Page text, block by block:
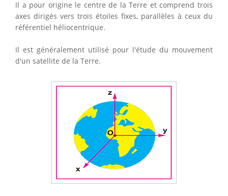
Il a pour origine le centre de la Terre et comprend trois
axes dirigés vers trois étoiles fixes, parallèles à ceux du
référentiel héliocentrique.
Il est généralement utilisé pour l'étude du mouvement
d'un satellite de la Terre.